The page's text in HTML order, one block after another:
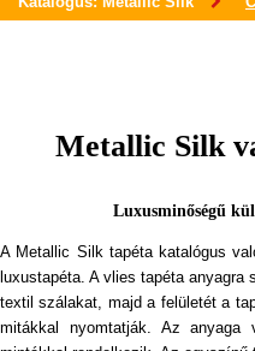
Metallic Silk
Luxusminőségű
A Metallic Silk tapéta katalógus
luxustapéta. A vlies tapéta
textil szálakat, majd a felületét a
mitákkal nyomtatják. Az